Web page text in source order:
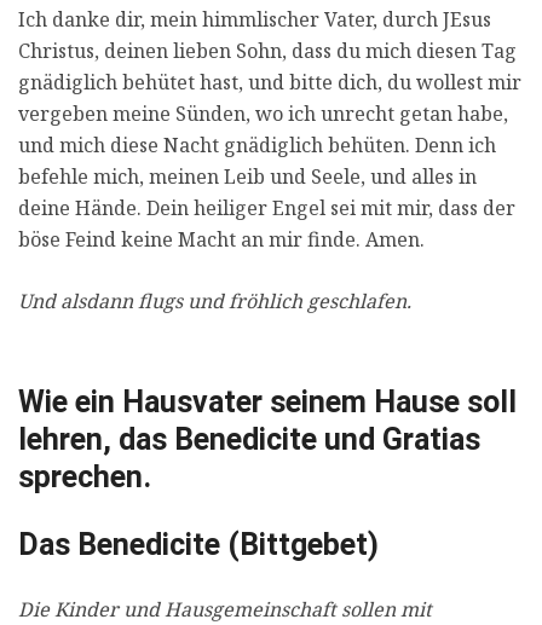
Ich danke dir, mein himmlischer Vater, durch JEsus
Christus, deinen lieben Sohn, dass du mich diesen Tag
gnädiglich behütet hast, und bitte dich, du wollest mir
vergeben meine Sünden, wo ich unrecht getan habe,
und mich diese Nacht gnädiglich behüten. Denn ich
befehle mich, meinen Leib und Seele, und alles in
deine Hände. Dein heiliger Engel sei mit mir, dass der
böse Feind keine Macht an mir finde. Amen.
Und alsdann flugs und fröhlich geschlafen.
Wie ein Hausvater seinem Hause soll
lehren, das Benedicite und Gratias
sprechen.
Das Benedicite (Bittgebet)
Die Kinder und Hausgemeinschaft sollen mit